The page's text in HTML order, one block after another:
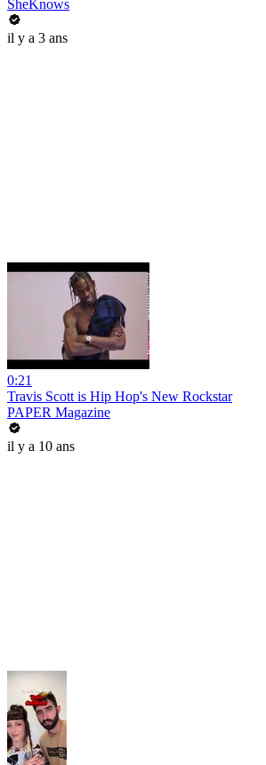
SheKnows
il y a 3 ans
0:21
Travis Scott is Hip Hop's New Rockstar
PAPER Magazine
il y a 10 ans